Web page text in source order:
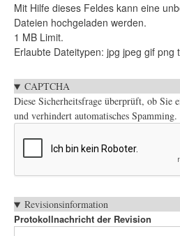
Mit Hilfe dieses Feldes kann eine
Dateien hochgeladen werden.
1 MB Limit.
Erlaubte Dateitypen: jpg jpeg gif png
CAPTCHA
Diese Sicherheitsfrage überprüft, ob Sie
und verhindert automatisches Spamming.
Vertikale
Reiter
Revisionsinformation
Protokollnachricht der Revision